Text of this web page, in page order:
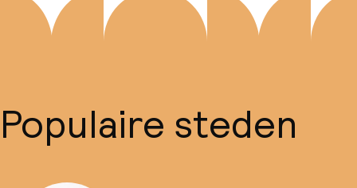
Populaire steden